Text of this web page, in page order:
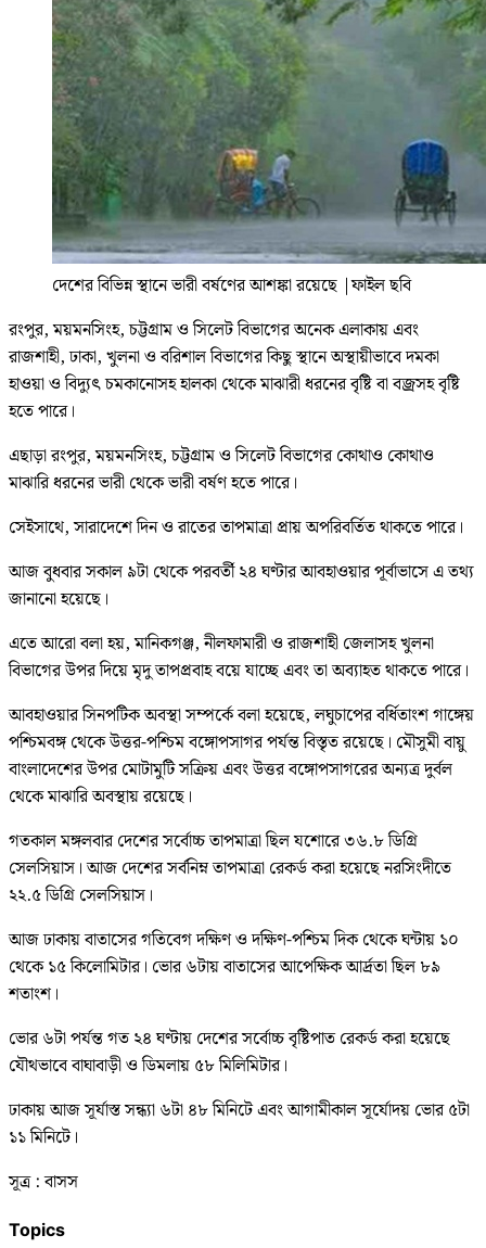
দেশের বিভিন্ন স্থানে ভারী বর্ষণের আশঙ্কা রয়েছে |ফাইল ছবি
রংপুর, ময়মনসিংহ, চট্টগ্রাম ও সিলেট বিভাগের অনেক এলাকায় এবং
রাজশাহী, ঢাকা, খুলনা ও বরিশাল বিভাগের কিছু স্থানে অস্থায়ীভাবে দমকা
হাওয়া ও বিদ্যুৎ চমকানোসহ হালকা থেকে মাঝারী ধরনের বৃষ্টি বা বজ্রসহ বৃষ্টি
হতে পারে।
এছাড়া রংপুর, ময়মনসিংহ, চট্টগ্রাম ও সিলেট বিভাগের কোথাও কোথাও
মাঝারি ধরনের ভারী থেকে ভারী বর্ষণ হতে পারে।
সেইসাথে, সারাদেশে দিন ও রাতের তাপমাত্রা প্রায় অপরিবর্তিত থাকতে পারে।
আজ বুধবার সকাল ৯টা থেকে পরবর্তী ২৪ ঘণ্টার আবহাওয়ার পূর্বাভাসে এ তথ্য
জানানো হয়েছে।
এতে আরো বলা হয়, মানিকগঞ্জ, নীলফামারী ও রাজশাহী জেলাসহ খুলনা
বিভাগের উপর দিয়ে মৃদু তাপপ্রবাহ বয়ে যাচ্ছে এবং তা অব্যাহত থাকতে পারে।
আবহাওয়ার সিনপটিক অবস্থা সম্পর্কে বলা হয়েছে, লঘুচাপের বর্ধিতাংশ গাঙ্গেয়
পশ্চিমবঙ্গ থেকে উত্তর-পশ্চিম বঙ্গোপসাগর পর্যন্ত বিস্তৃত রয়েছে। মৌসুমী বায়ু
বাংলাদেশের উপর মোটামুটি সক্রিয় এবং উত্তর বঙ্গোপসাগরের অন্যত্র দুর্বল
থেকে মাঝারি অবস্থায় রয়েছে।
গতকাল মঙ্গলবার দেশের সর্বোচ্চ তাপমাত্রা ছিল যশোরে ৩৬.৮ ডিগ্রি
সেলসিয়াস। আজ দেশের সর্বনিম্ন তাপমাত্রা রেকর্ড করা হয়েছে নরসিংদীতে
২২.৫ ডিগ্রি সেলসিয়াস।
আজ ঢাকায় বাতাসের গতিবেগ দক্ষিণ ও দক্ষিণ-পশ্চিম দিক থেকে ঘন্টায় ১০
থেকে ১৫ কিলোমিটার। ভোর ৬টায় বাতাসের আপেক্ষিক আর্দ্রতা ছিল ৮৯
শতাংশ।
ভোর ৬টা পর্যন্ত গত ২৪ ঘণ্টায় দেশের সর্বোচ্চ বৃষ্টিপাত রেকর্ড করা হয়েছে
যৌথভাবে বাঘাবাড়ী ও ডিমলায় ৫৮ মিলিমিটার।
ঢাকায় আজ সূর্যাস্ত সন্ধ্যা ৬টা ৪৮ মিনিটে এবং আগামীকাল সূর্যোদয় ভোর ৫টা
১১ মিনিটে।
সূত্র : বাসস
Topics